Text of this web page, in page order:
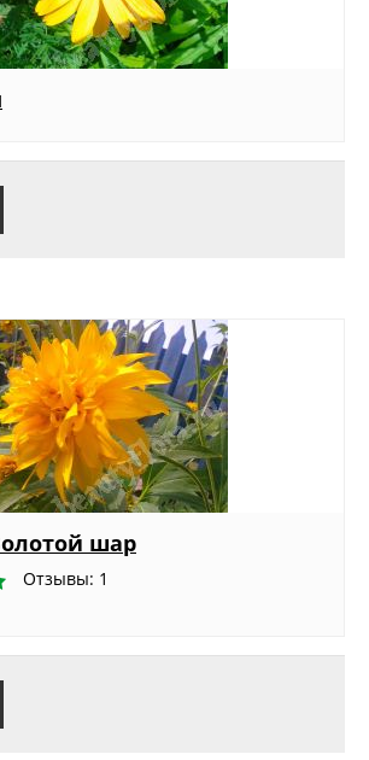
шар
Отзывы: 1